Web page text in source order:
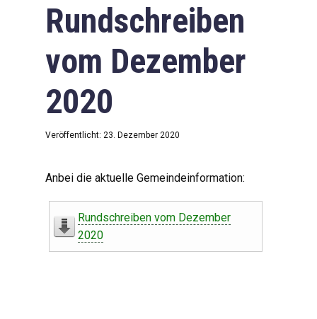
Rundschreiben
vom Dezember
2020
Veröffentlicht: 23. Dezember 2020
Anbei die aktuelle Gemeindeinformation:
Rundschreiben vom Dezember
2020